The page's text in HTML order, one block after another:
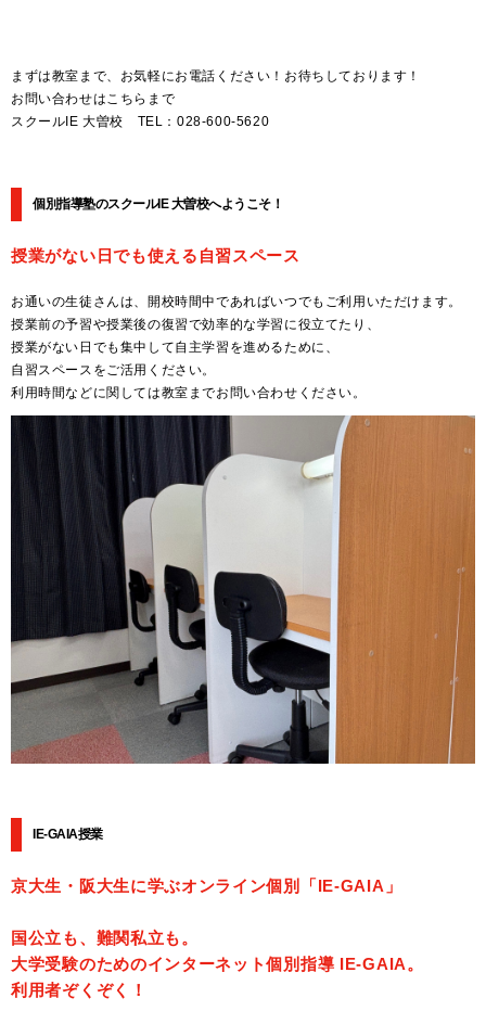
まずは教室まで、お気軽にお電話ください！お待ちしております！
お問い合わせはこちらまで
スクールIE 大曽校 TEL：028-600-5620
個別指導塾のスクールIE 大曽校へようこそ！
授業がない日でも使える自習スペース
お通いの生徒さんは、開校時間中であればいつでもご利用いただけます。
授業前の予習や授業後の復習で効率的な学習に役立てたり、
授業がない日でも集中して自主学習を進めるために、
自習スペースをご活用ください。
利用時間などに関しては教室までお問い合わせください。
IE-GAIA授業
京大生・阪大生に学ぶオンライン個別「IE-GAIA」
国公立も、難関私立も。
大学受験のためのインターネット個別指導 IE-GAIA。
利用者ぞくぞく！